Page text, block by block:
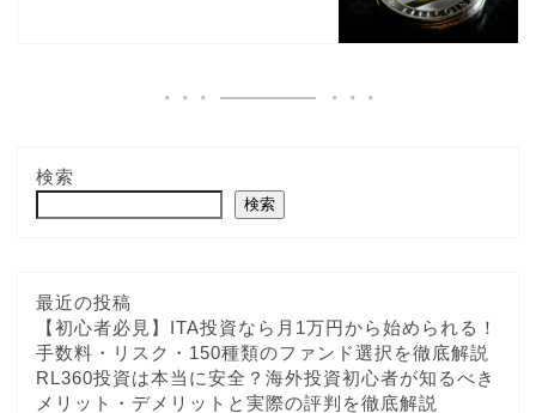
検索
検索
最近の投稿
【初心者必見】ITA投資なら月1万円から始められる！
手数料・リスク・150種類のファンド選択を徹底解説
RL360投資は本当に安全？海外投資初心者が知るべき
メリット・デメリットと実際の評判を徹底解説